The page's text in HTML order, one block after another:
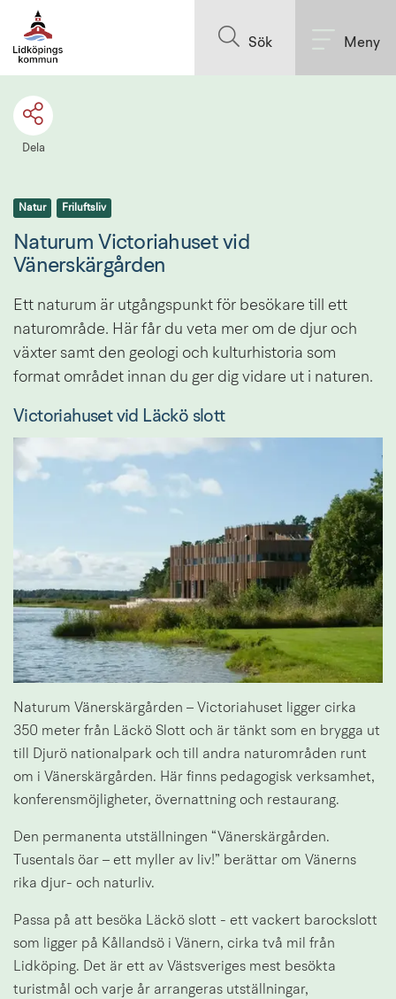
Sök Meny
Dela
Natur Friluftsliv
Naturum Victoriahuset vid
Vänerskärgården
Ett naturum är utgångspunkt för besökare till ett
naturområde. Här får du veta mer om de djur och
växter samt den geologi och kulturhistoria som
format området innan du ger dig vidare ut i naturen.
Victoriahuset vid Läckö slott
Naturum Vänerskärgården – Victoriahuset ligger cirka
350 meter från Läckö Slott och är tänkt som en brygga ut
till Djurö nationalpark och till andra naturområden runt
om i Vänerskärgården. Här finns pedagogisk verksamhet,
konferensmöjligheter, övernattning och restaurang.
Den permanenta utställningen “Vänerskärgården.
Tusentals öar – ett myller av liv!” berättar om Vänerns
rika djur- och naturliv.
Passa på att besöka Läckö slott - ett vackert barockslott
som ligger på Kållandsö i Vänern, cirka två mil från
Lidköping. Det är ett av Västsveriges mest besökta
turistmål och varje år arrangeras utställningar,